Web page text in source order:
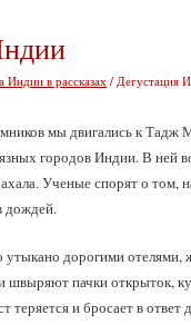
Индии в рассказах/ Дегустация
мы двигались к Тадж
городов Индии. В ней
Ученые спорят о том,
дождей.
утыкано дорогими
швыряют пачки открыток,
теряется и бросает в